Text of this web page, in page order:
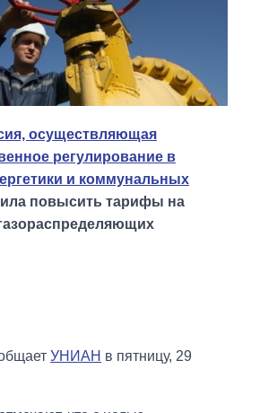
осуществляющая
регулирование в
и коммунальных
повысить тарифы на
УНИАН в пятницу, 29